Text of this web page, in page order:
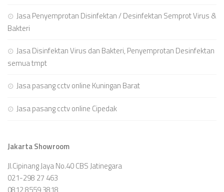
Jasa Penyemprotan Disinfektan / Desinfektan Semprot Virus &
Bakteri
Jasa Disinfektan Virus dan Bakteri, Penyemprotan Desinfektan
semua tmpt
Jasa pasang cctv online Kuningan Barat
Jasa pasang cctv online Cipedak
Jakarta Showroom
Jl.Cipinang Jaya No.40 CBS Jatinegara
021-298 27 463